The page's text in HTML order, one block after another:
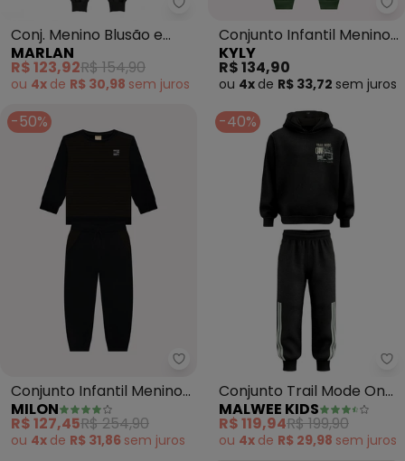
Marlan - Conj. Menino Blusão
Conj. Menino Blusão e
Calça em Moletinho
(Preto)
MARLAN
R$ 123,92R$ 154,90
ou 4x de R$ 30,98 sem juros
Conjunto Infantil Menino
Estampa (Preto)
KYLY
R$ 134,90
ou 4x de R$ 33,72 sem juros
-50%
Conjunto Infantil Menino
(Preto)
MILON
R$ 127,45R$ 254,90
ou 4x de R$ 31,86 sem juros
-40%
Conjunto Trail Mode On
em Botonê (Preto)
MALWEE KIDS
R$ 119,94R$ 199,90
ou 4x de R$ 29,98 sem juros